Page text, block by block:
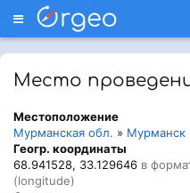
Меню
Место
Местоположение
Мурманская обл. » Мурманск
Геогр. координаты
68.941528, 33.129646 в
(longitude)